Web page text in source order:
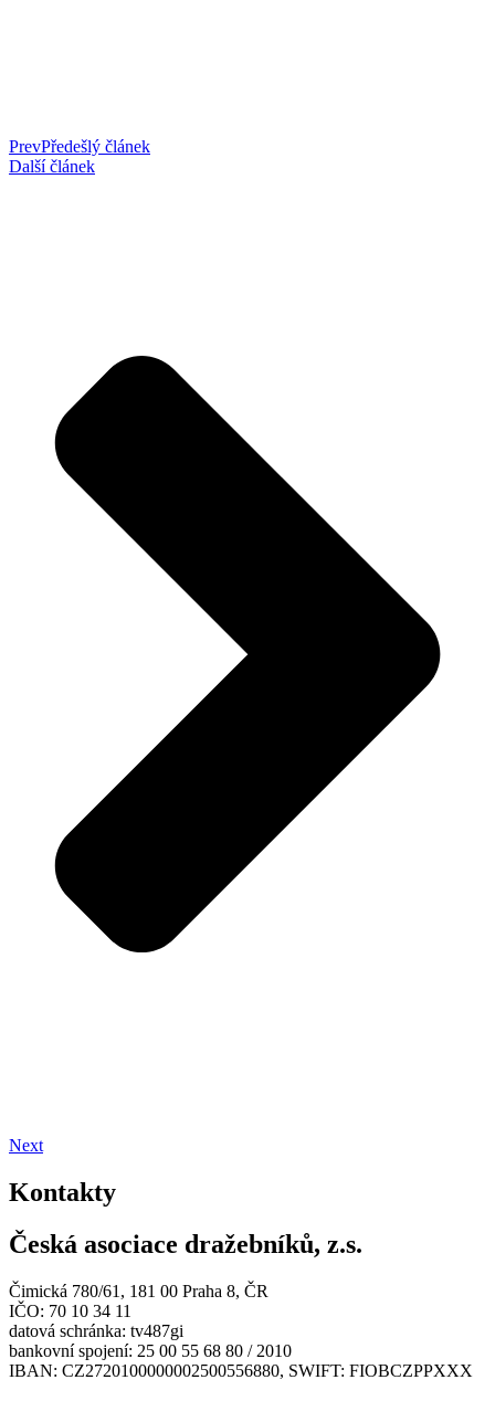
PrevPředešlý článek
Další článek
Next
Kontakty
Česká asociace dražebníků, z.s.
Čimická 780/61, 181 00 Praha 8, ČR
IČO: 70 10 34 11
datová schránka: tv487gi
bankovní spojení: 25 00 55 68 80 / 2010
IBAN: CZ2720100000002500556880, SWIFT: FIOBCZPPXXX